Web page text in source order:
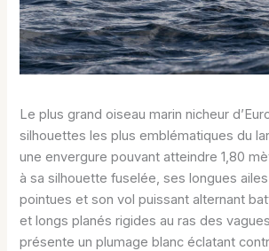
Le plus grand oiseau marin nicheur
silhouettes les plus emblématiques du
une envergure pouvant atteindre 1,80
à sa silhouette fuselée, ses longues
pointues et son vol puissant alternant
et longs planés rigides au ras des
présente un plumage blanc éclatant